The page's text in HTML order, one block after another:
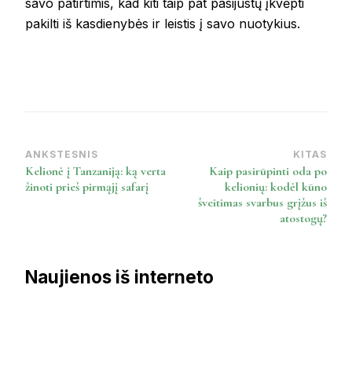
savo patirtimis, kad kiti taip pat pasijustų įkvėpti
pakilti iš kasdienybės ir leistis į savo nuotykius.
Post
Navigation
ANKSTESNIS
Kelionė į Tanzaniją: ką verta
žinoti prieš pirmąjį safarį
KITAS
Kaip pasirūpinti oda po
kelionių: kodėl kūno
šveitimas svarbus grįžus iš
atostogų?
Naujienos iš interneto